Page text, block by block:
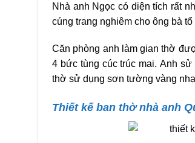
Nhà anh Ngọc có diện tích rất
cúng trang nghiêm cho ông bà tổ
Căn phòng anh làm gian thờ
4 bức tùng cúc trúc mai. Anh
thờ sử dụng sơn tường vàng
Thiết kế ban thờ nhà anh